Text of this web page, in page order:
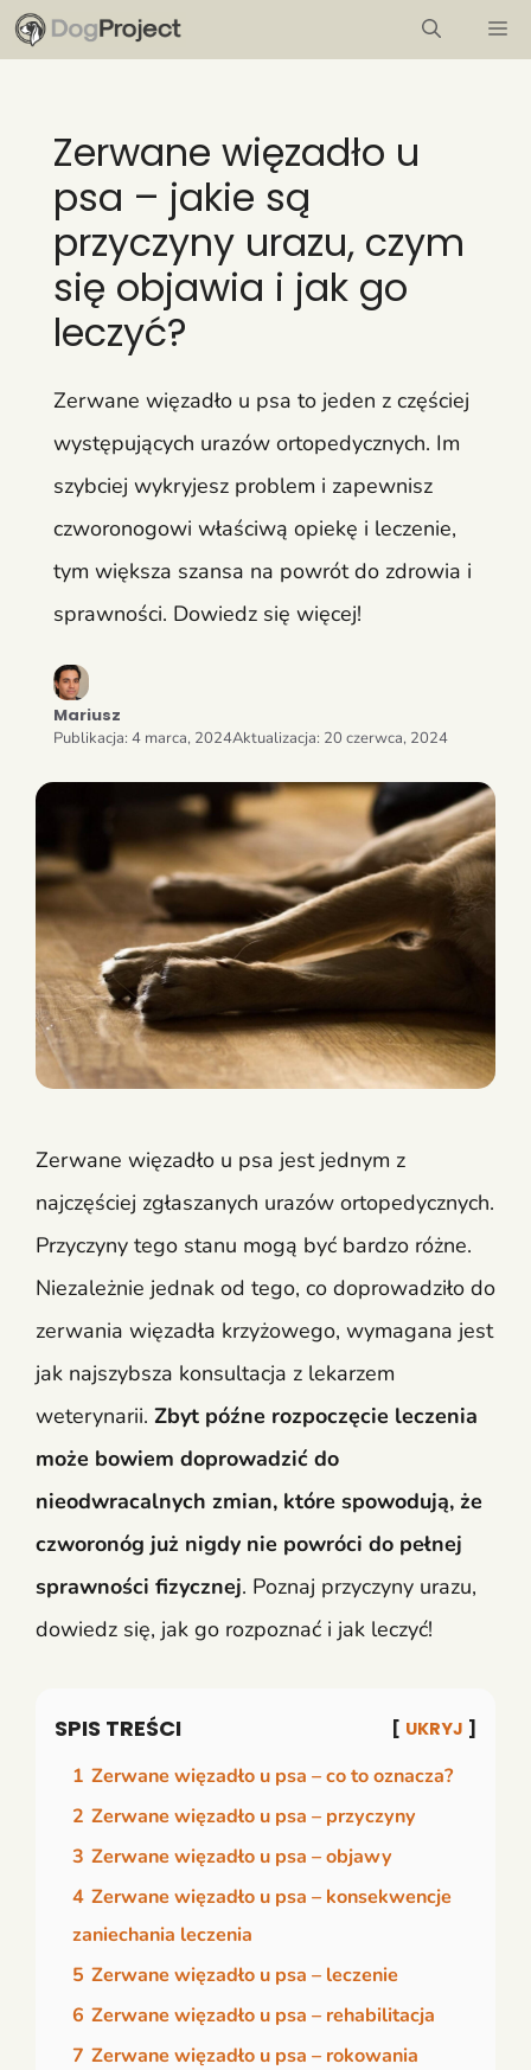
Przejdź
do
Zerwane więzadło u
psa – jakie są
przyczyny urazu, czym
się objawia i jak go
leczyć?
Zerwane więzadło u psa to jeden z częściej
występujących urazów ortopedycznych. Im
szybciej wykryjesz problem i zapewnisz
czworonogowi właściwą opiekę i leczenie,
tym większa szansa na powrót do zdrowia i
sprawności. Dowiedz się więcej!
Mariusz
Publikacja: 4 marca, 2024Aktualizacja: 20 czerwca, 2024
Zerwane więzadło u psa jest jednym z
najczęściej zgłaszanych urazów ortopedycznych.
Przyczyny tego stanu mogą być bardzo różne.
Niezależnie jednak od tego, co doprowadziło do
zerwania więzadła krzyżowego, wymagana jest
jak najszybsza konsultacja z lekarzem
weterynarii. Zbyt późne rozpoczęcie leczenia
może bowiem doprowadzić do
nieodwracalnych zmian, które spowodują, że
czworonóg już nigdy nie powróci do pełnej
sprawności fizycznej. Poznaj przyczyny urazu,
dowiedz się, jak go rozpoznać i jak leczyć!
SPIS TREŚCI UKRYJ
1 Zerwane więzadło u psa – co to oznacza?
2 Zerwane więzadło u psa – przyczyny
3 Zerwane więzadło u psa – objawy
4 Zerwane więzadło u psa – konsekwencje
zaniechania leczenia
5 Zerwane więzadło u psa – leczenie
6 Zerwane więzadło u psa – rehabilitacja
7 Zerwane więzadło u psa – rokowania